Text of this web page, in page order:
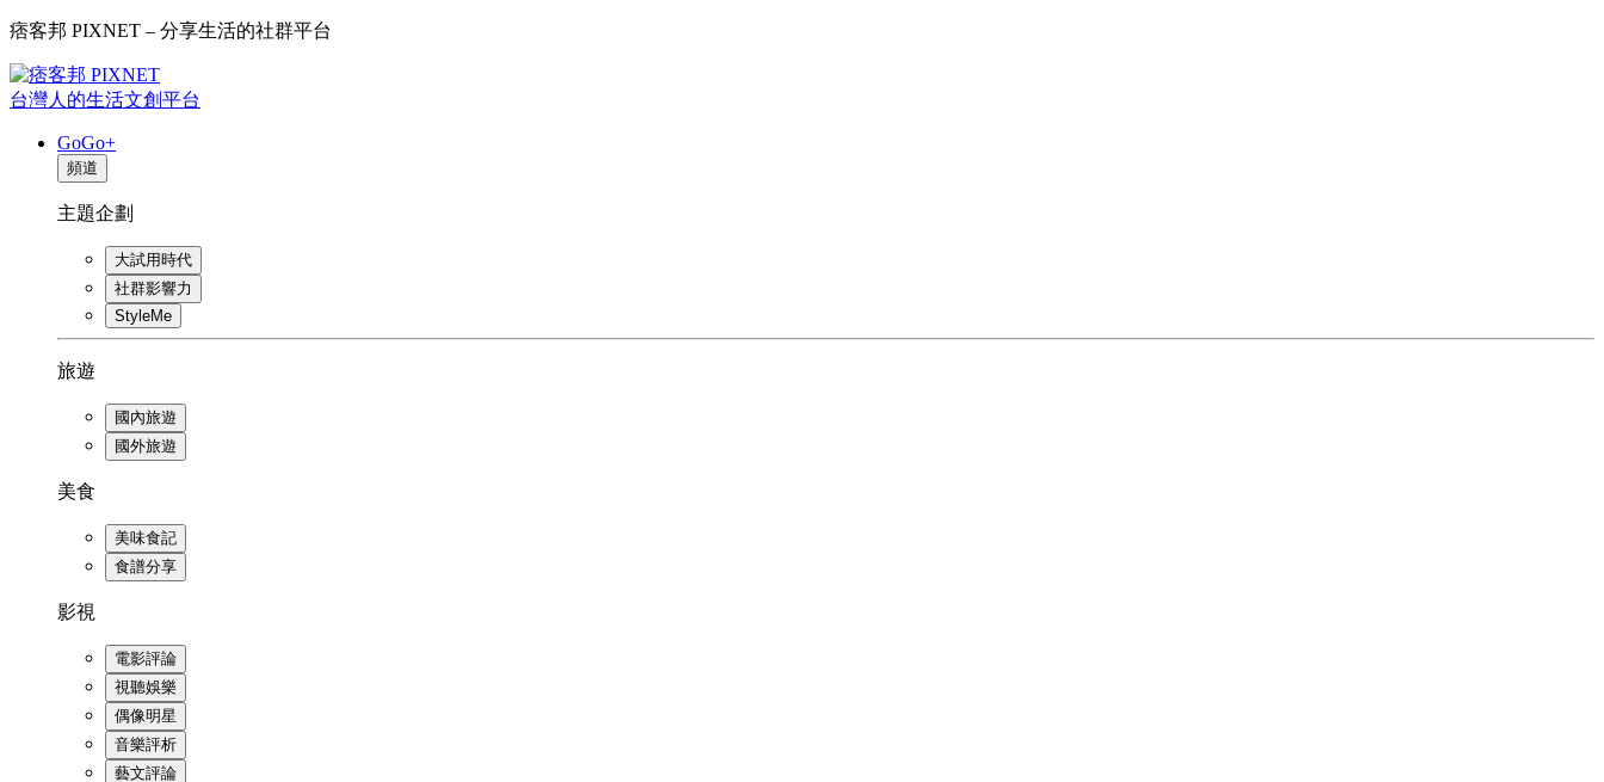
痞客邦 PIXNET – 分享生活的社群平台
台灣人的生活文創平台
GoGo+
頻道
主題企劃
大試用時代
社群影響力
StyleMe
旅遊
國內旅遊
國外旅遊
美食
美味食記
食譜分享
影視
電影評論
視聽娛樂
偶像明星
音樂評析
藝文評論